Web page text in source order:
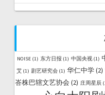
NOISE(1) 东方日报 (1) 中国央视(1)
艾(1) 剧艺研究会(1) 华仁中学(2)
峇株巴辖文艺协会 (2) 庄周星辰